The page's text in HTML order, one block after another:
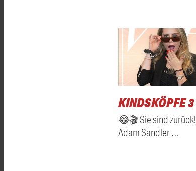
KINDSKÖPFE 3
😂🎬 Sie sind zurück!
Adam Sandler …